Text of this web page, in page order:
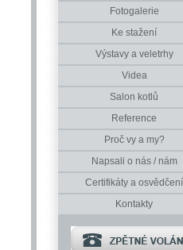
Fotogalerie
Ke stažení
Výstavy a veletrhy
Videa
Salon kotlů
Reference
Proč vy a my?
Napsali o nás / nám
Certifikáty a osvědčení
Kontakty